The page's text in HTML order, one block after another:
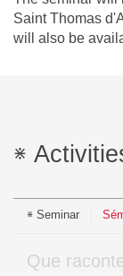
Saint Thomas
will also be
Seminar
Que racontent les coopérations entre